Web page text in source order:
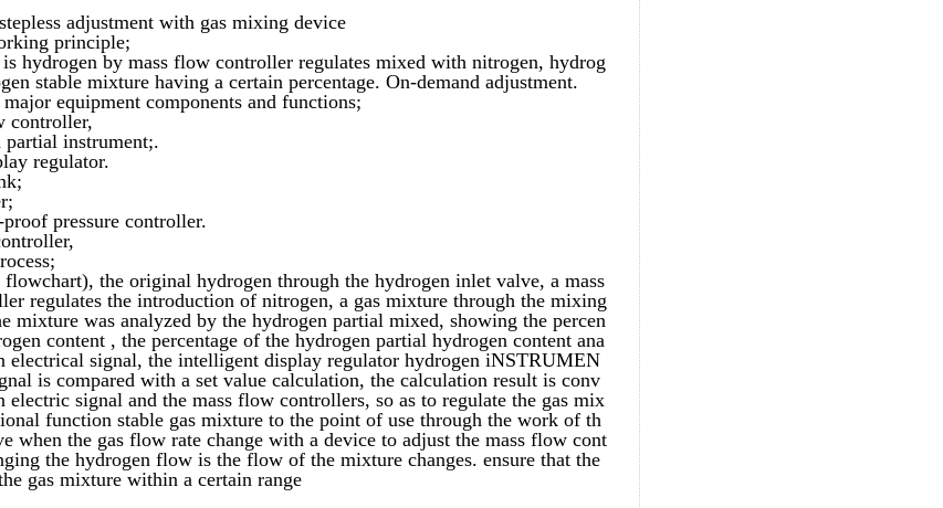
adjustment with gas mixing device
principle;
hydrogen by mass flow controller regulates mixed with nitrogen, hydrog
stable mixture having a certain percentage. On-demand adjustment.
major equipment components and functions;
controller,
partial instrument;.
regulator.
pressure controller.
the original hydrogen through the hydrogen inlet valve, a mass
regulates the introduction of nitrogen, a gas mixture through the mixing
mixture was analyzed by the hydrogen partial mixed, showing the percen
content , the percentage of the hydrogen partial hydrogen content ana
electrical signal, the intelligent display regulator hydrogen iNSTRUMEN
is compared with a set value calculation, the calculation result is conv
electric signal and the mass flow controllers, so as to regulate the gas mix
function stable gas mixture to the point of use through the work of th
when the gas flow rate change with a device to adjust the mass flow cont
the hydrogen flow is the flow of the mixture changes. ensure that the
gas mixture within a certain range